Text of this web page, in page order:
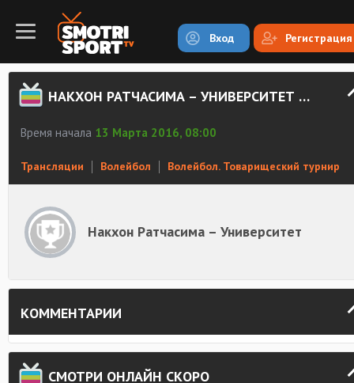
Вход Регистрация
НАКХОН РАТЧАСИМА – УНИВЕРСИТЕТ СМОТРЕТЬ ОНЛАЙН
Время начала 13 Марта 2016, 08:00
Трансляции Волейбол Волейбол. Товарищеский турнир
Накхон Ратчасима – Университет
КОММЕНТАРИИ
СМОТРИ ОНЛАЙН СКОРО